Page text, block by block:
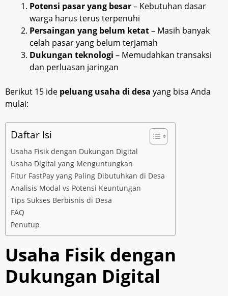
Potensi pasar yang besar– Kebutuhan dasar
warga harus terus terpenuhi
Persaingan yang belum ketat– Masih banyak
celah pasar yang belum terjamah
Dukungan teknologi – Memudahkan transaksi
dan perluasan jaringan
Berikut 15 ide peluang usaha di desa yang bisa Anda
mulai:
Daftar Isi
Usaha Fisik dengan Dukungan Digital
Usaha Digital yang Menguntungkan
Fitur FastPay yang Paling Dibutuhkan di Desa
Analisis Modal vs Potensi Keuntungan
Tips Sukses Berbisnis di Desa
FAQ
Penutup
Usaha Fisik dengan
Dukungan Digital